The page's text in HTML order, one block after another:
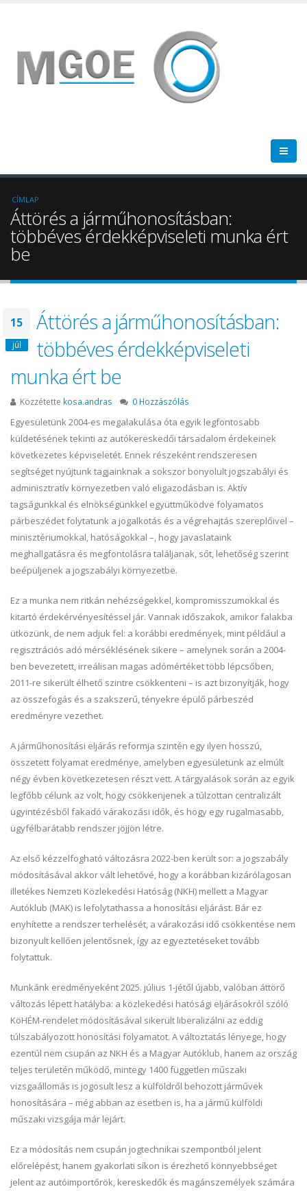
CÍMLAP
Áttörés a járműhonosításban:
többéves érdekképviseleti munka ért
be
15
júl
Áttörés a járműhonosításban:
többéves érdekképviseleti
munka ért be
Közzétette kosa.andras 0 Hozzászólás
Egyesületünk 2004-es megalakulása óta egyik legfontosabb
küldetésének tekinti az autókereskedői társadalom érdekeinek
következetes képviseletét. Ennek részeként rendszeresen
segítséget nyújtunk tagjainknak a sokszor bonyolult jogszabályi és
adminisztratív környezetben való eligazodásban is. Aktív
tagságunkkal és elnökségünkkel együttműködve folyamatos
párbeszédet folytatunk a jogalkotás és a végrehajtás szereplőivel –
minisztériumokkal, hatóságokkal –, hogy javaslataink
meghallgatásra és megfontolásra találjanak, sőt, lehetőség szerint
beépüljenek a jogszabályi környezetbe.
Ez a munka nem ritkán nehézségekkel, kompromisszumokkal és
kitartó érdekérvényesítéssel jár. Vannak időszakok, amikor falakba
ütközünk, de nem adjuk fel: a korábbi eredmények, mint például a
regisztrációs adó mérséklésének sikere – amelynek során a 2004-
ben bevezetett, irreálisan magas adómértéket több lépcsőben,
2011-re sikerült élhető szintre csökkenteni – is azt bizonyítják, hogy
az összefogás és a szakszerű, tényekre épülő párbeszéd
eredményre vezethet.
A járműhonosítási eljárás reformja szintén egy ilyen hosszú,
összetett folyamat eredménye, amelyben egyesületünk az elmúlt
négy évben következetesen részt vett. A tárgyalások során az egyik
legfőbb célunk az volt, hogy csökkenjenek a túlzottan centralizált
ügyintézésből fakadó várakozási idők, és hogy egy rugalmasabb,
ügyfélbarátabb rendszer jöjjön létre.
Az első kézzelfogható változásra 2022-ben került sor: a jogszabály
módosításával akkor vált lehetővé, hogy a korábban kizárólagosan
illetékes Nemzeti Közlekedési Hatóság (NKH) mellett a Magyar
Autóklub (MAK) is lefolytathassa a honosítási eljárást. Bár ez
enyhítette a rendszer terhelését, a várakozási idő csökkentése nem
bizonyult kellően jelentősnek, így az egyeztetéseket tovább
folytattuk.
Munkánk eredményeként 2025. július 1-jétől újabb, valóban áttörő
változás lépett hatályba: a közlekedési hatósági eljárásokról szóló
KöHÉM-rendelet módosításával sikerült liberalizálni az eddig
túlszabályozott honosítási folyamatot. A változtatás lényege, hogy
ezentúl nem csupán az NKH és a Magyar Autóklub, hanem az ország
teljes területén működő, mintegy 1400 független műszaki
vizsgaállomás is jogosult lesz a külföldről behozott járművek
honosítására – még abban az esetben is, ha a jármű külföldi
műszaki vizsgája már lejárt.
Ez a módosítás nem csupán jogtechnikai szempontból jelent
előrelépést, hanem gyakorlati síkon is érezhető könnyebbséget
jelent az autóimportőrök, kereskedők és magánszemélyek számára